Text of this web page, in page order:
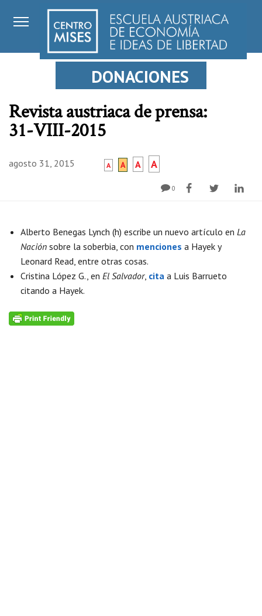
DONACIONES
Revista austriaca de prensa:
31-VIII-2015
agosto 31, 2015 A A A A
0
Alberto Benegas Lynch (h) escribe un nuevo artículo en La
Nación sobre la soberbia, con menciones a Hayek y
Leonard Read, entre otras cosas.
Cristina López G., en El Salvador, cita a Luis Barrueto
citando a Hayek.